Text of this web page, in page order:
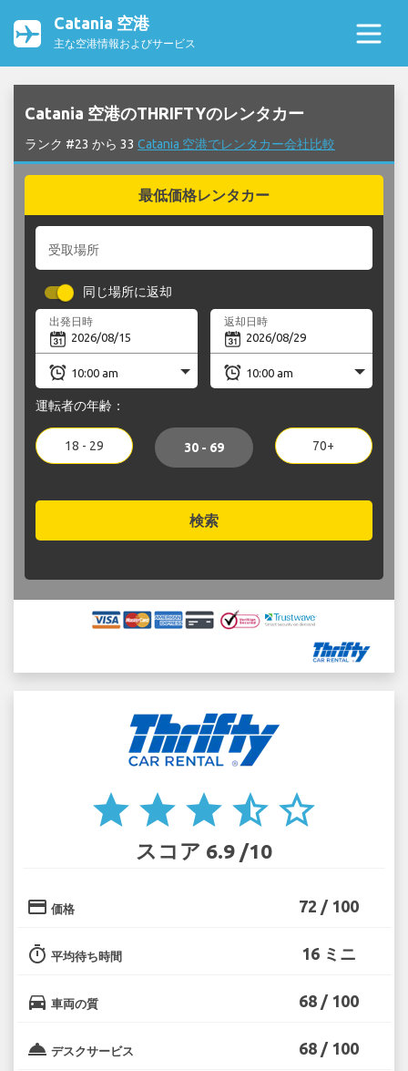
Catania 空港
主な空港情報およびサービス
Catania 空港のTHRIFTYのレンタカー
ランク #23 から 33 Catania 空港でレンタカー会社比較
最低価格レンタカー
受取場所
同じ場所に返却
出発日時 返却日時
運転者の年齢：
18 - 29 30 - 69 70+
検索
star star star star_half star_border
スコア 6.9 /10
credit_card 価格 72 / 100
timer 平均待ち時間 16 ミニ
directions_car 車両の質 68 / 100
room_service デスクサービス 68 / 100